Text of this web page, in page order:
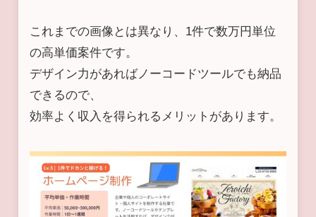
これまでの画像とは異なり、1件で数万円単位
の高単価案件です。
デザイン力があればノーコードツールでも納品
できるので、
効率よく収入を得られるメリットがあります。